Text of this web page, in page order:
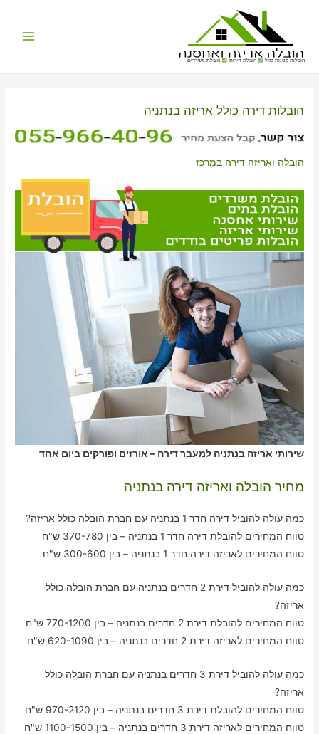
הובלות קטנות בזול הובלת דירות הובלת משרדים
הובלות דירה כולל אריזה בנתניה
הובלה ואריזה דירה במרכז
שירותי אריזה בנתניה למעבר דירה – אורזים ופורקים ביום אחד
מחיר הובלה ואריזה דירה בנתניה
כמה עולה להוביל דירה חדר 1 בנתניה עם חברת הובלה כולל אריזה?
טווח המחירים להובלת דירה חדר 1 בנתניה – בין 370-780 ש"ח
טווח המחירים לאריזה דירה חדר 1 בנתניה – בין 300-600 ש"ח
כמה עולה להוביל דירת 2 חדרים בנתניה עם חברת הובלה כולל
אריזה?
טווח המחירים להובלת דירת 2 חדרים בנתניה – בין 770-1200 ש"ח
טווח המחירים לאריזה דירת 2 חדרים בנתניה – בין 620-1090 ש"ח
כמה עולה להוביל דירת 3 חדרים בנתניה עם חברת הובלה כולל
אריזה?
טווח המחירים להובלת דירת 3 חדרים בנתניה – בין 970-2120 ש"ח
טווח המחירים לאריזה דירת 3 חדרים בנתניה – בין 1100-1500 ש"ח